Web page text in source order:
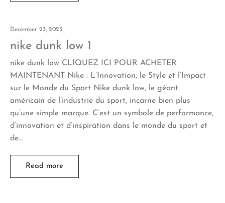
December 23, 2023
nike dunk low 1
nike dunk low CLIQUEZ ICI POUR ACHETER
MAINTENANT Nike : L’Innovation, le Style et l’Impact
sur le Monde du Sport Nike dunk low, le géant
américain de l’industrie du sport, incarne bien plus
qu’une simple marque. C’est un symbole de performance,
d’innovation et d’inspiration dans le monde du sport et
de…
Read more